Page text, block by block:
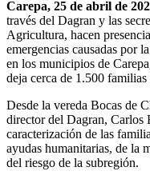
Carepa, 25 de abril de
través del Dagran y las
Agricultura, hacen
emergencias causadas por
en los municipios de
deja cerca de 1.500 familias
Desde la vereda Bocas de
director del Dagran, Carlos
caracterización de las
ayudas humanitarias, de la
del riesgo de la subregión.